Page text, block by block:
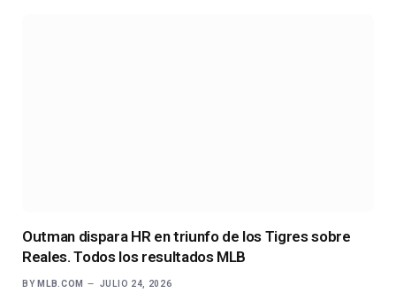
Outman dispara HR en triunfo de los Tigres sobre
Reales. Todos los resultados MLB
BY MLB.COM JULIO 24, 2026